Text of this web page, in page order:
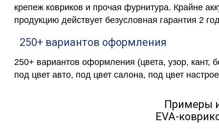
крепеж ковриков и прочая фурнитура. Крайне
продукцию действует безусловная гарантия 2
250+ вариантов оформления
250+ вариантов оформления (цвета, узор, кант,
под цвет авто, под цвет салона, под цвет
Примеры
EVA-